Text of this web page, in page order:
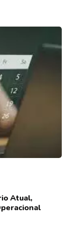
Atual,